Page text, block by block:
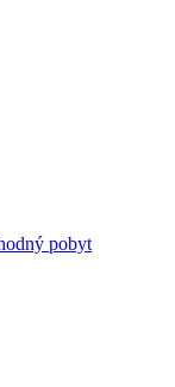
pobyt